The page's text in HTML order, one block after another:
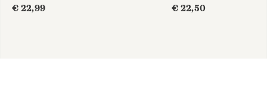
€ 22,99
€ 22,50